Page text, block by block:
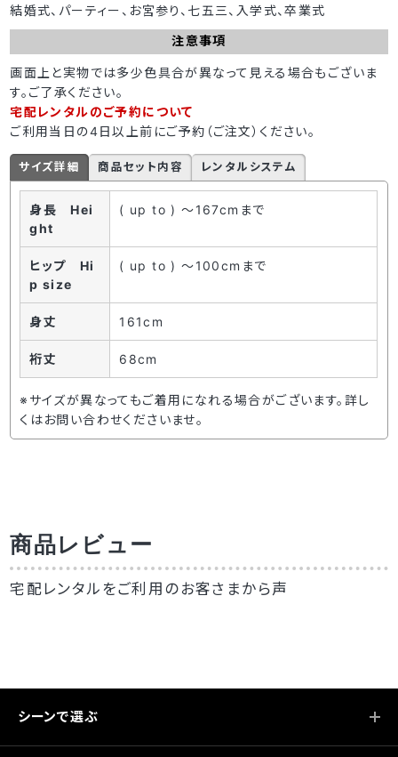
結婚式、パーティー、お宮参り、七五三、入学式、卒業式
注意事項
画面上と実物では多少色具合が異なって見える場合もございま
す。ご了承ください。
宅配レンタルのご予約について
ご利用当日の4日以上前にご予約（ご注文）ください。
サイズ詳細 商品セット内容 レンタルシステム
身長 Hei
ght
( up to ) ～167cmまで
ヒップ Hi
p size
( up to ) ～100cmまで
身丈 161cm
裄丈 68cm
※サイズが異なってもご着用になれる場合がございます。詳し
くはお問い合わせくださいませ。
商品レビュー
宅配レンタルをご利用のお客さまから声
シーンで選ぶ